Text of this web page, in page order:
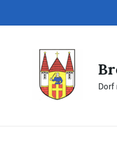
content
main
footer
Dorf